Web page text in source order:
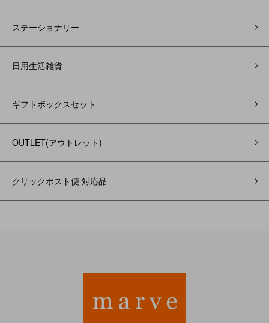
ステーショナリー
日用生活雑貨
ギフトボックスセット
OUTLET(アウトレット)
クリックポスト便 対応品